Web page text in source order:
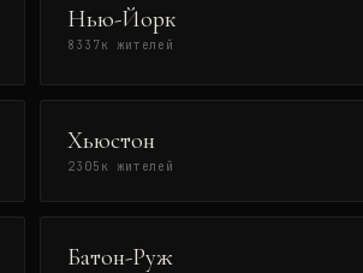
Нью-Йорк
8337к жителей
Хьюстон
2305 к жителей
Батон-Руж